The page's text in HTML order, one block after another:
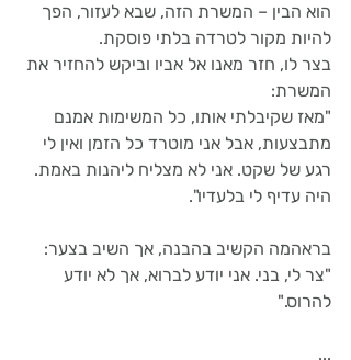
הוא הבין – המשרת הזה, שבא לעזור, הפך
להיות מקור לטרדה בלתי פוסקת.
בצר לו, חזר מאנו אל אביו וביקש להחזיר את
המשרת:
"מאז שקיבלתי אותו, כל המשימות אמנם
מתבצעות, אבל אני מוטרד כל הזמן ואין לי
רגע של שקט. אני לא מצליח ליהנות באמת.
היה עדיף לי בלעדיו".
בראהמה הקשיב בהבנה, אך השיב בצער:
"צר לי, בני. אני יודע לברוא, אך לא יודע
להרוס."
...